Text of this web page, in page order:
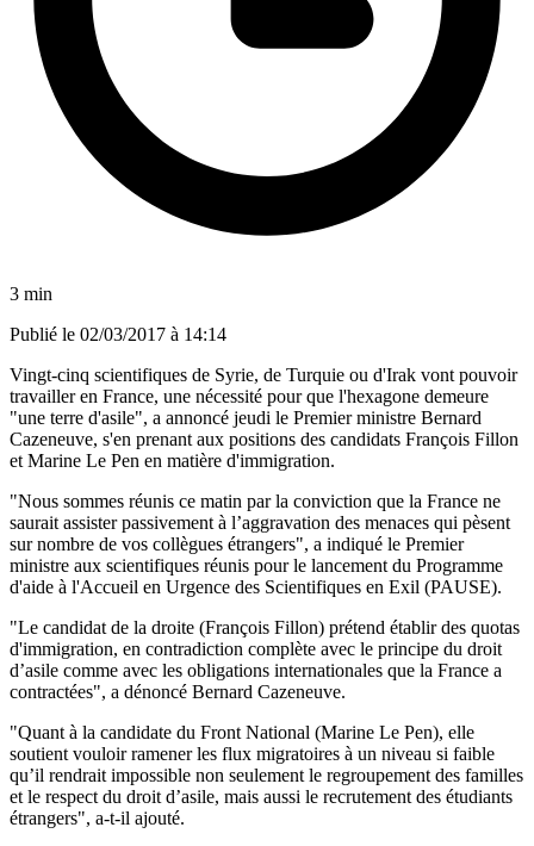
3 min
Publié le 02/03/2017 à 14:14
Vingt-cinq scientifiques de Syrie, de Turquie ou d'Irak vont pouvoir
travailler en France, une nécessité pour que l'hexagone demeure
"une terre d'asile", a annoncé jeudi le Premier ministre Bernard
Cazeneuve, s'en prenant aux positions des candidats François Fillon
et Marine Le Pen en matière d'immigration.
"Nous sommes réunis ce matin par la conviction que la France ne
saurait assister passivement à l’aggravation des menaces qui pèsent
sur nombre de vos collègues étrangers", a indiqué le Premier
ministre aux scientifiques réunis pour le lancement du Programme
d'aide à l'Accueil en Urgence des Scientifiques en Exil (PAUSE).
"Le candidat de la droite (François Fillon) prétend établir des quotas
d'immigration, en contradiction complète avec le principe du droit
d’asile comme avec les obligations internationales que la France a
contractées", a dénoncé Bernard Cazeneuve.
"Quant à la candidate du Front National (Marine Le Pen), elle
soutient vouloir ramener les flux migratoires à un niveau si faible
qu’il rendrait impossible non seulement le regroupement des familles
et le respect du droit d’asile, mais aussi le recrutement des étudiants
étrangers", a-t-il ajouté.